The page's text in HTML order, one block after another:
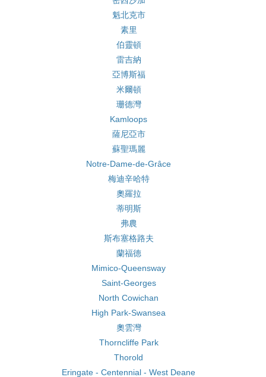
魁北克市
素里
伯靈頓
雷吉納
亞博斯福
米爾頓
珊德灣
Kamloops
薩尼亞市
蘇聖瑪麗
Notre-Dame-de-Grâce
梅迪辛哈特
奧羅拉
蒂明斯
弗農
斯布塞格路夫
蘭福德
Mimico-Queensway
Saint-Georges
North Cowichan
High Park-Swansea
奧雲灣
Thorncliffe Park
Thorold
Eringate - Centennial - West Deane